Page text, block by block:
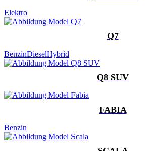
Elektro
Q7
BenzinDieselHybrid
Q8 SUV
FABIA
Benzin